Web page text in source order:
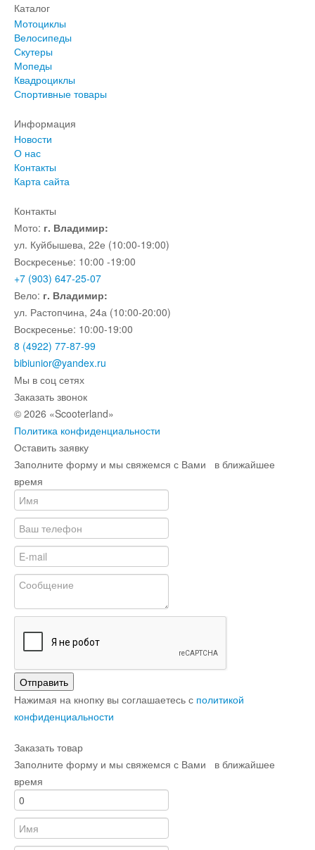
Каталог
Мотоциклы
Велосипеды
Скутеры
Мопеды
Квадроциклы
Спортивные товары
Информация
Новости
О нас
Контакты
Карта сайта
Контакты
Мото: г. Владимир:
ул. Куйбышева, 22е (10:00-19:00)
Воскресенье: 10:00 -19:00
+7 (903) 647-25-07
Вело: г. Владимир:
ул. Растопчина, 24а (10:00-20:00)
Воскресенье: 10:00-19:00
8 (4922) 77-87-99
bibiunior@yandex.ru
Мы в соц сетях
Заказать звонок
© 2026 «Scooterland»
Политика конфиденциальности
Оставить заявку
Заполните форму и мы свяжемся с Вами в ближайшее
время
Отправить
Нажимая на кнопку вы соглашаетесь с политикой
конфиденциальности
Заказать товар
Заполните форму и мы свяжемся с Вами в ближайшее
время